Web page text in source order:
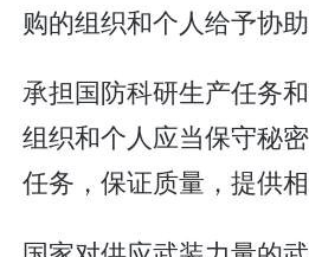
购的组织和个人给予协助
承担国防科研生产任务
组织和个人应当保守秘
任务，保证质量，提供相